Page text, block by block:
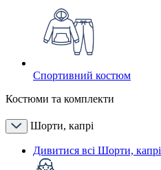
Спортивний костюм
Костюми та комплекти
Шорти, капрі
Дивитися всі Шорти, капрі